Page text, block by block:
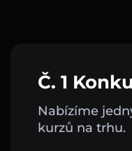
Č. 1
Nabízíme
kurzů na trhu.